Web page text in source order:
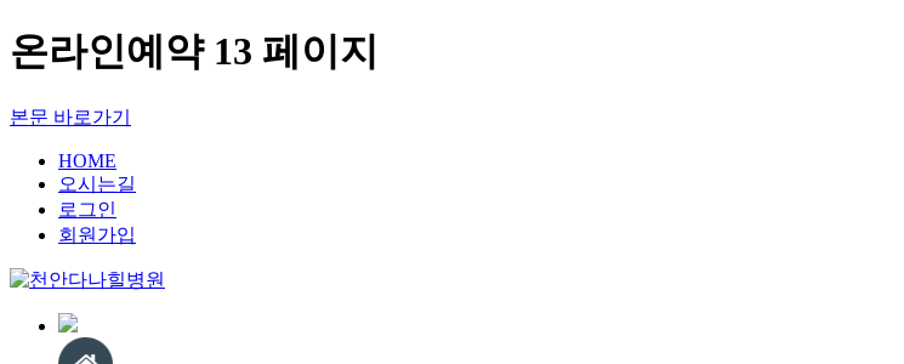
온라인예약 13 페이지
본문 바로가기
HOME
오시는길
로그인
회원가입